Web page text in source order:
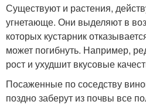
Существуют и растения,
угнетающе. Они выделяют в
которых кустарник
может погибнуть. Например,
рост и ухудшит вкусовые
Посаженные по соседству
поздно заберут из почвы все